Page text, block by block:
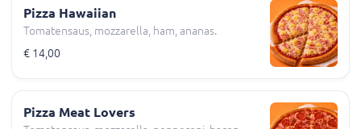
Pizza Hawaiian
Tomatensaus, mozzarella, ham, ananas.
€ 14,00
Pizza Meat Lovers